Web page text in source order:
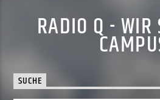
RADIO Q -
SUCHE